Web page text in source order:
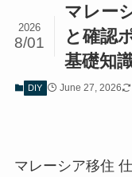
マレー
と確認
基礎知
2026
8/01
DIY June 27, 2026
マレーシア移住